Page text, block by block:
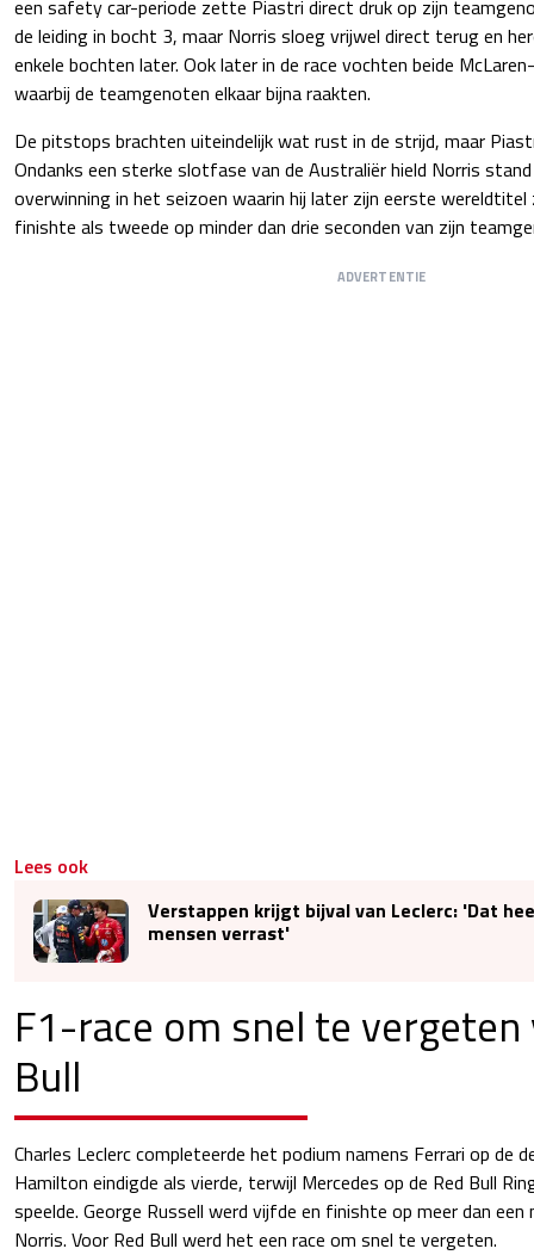
een safety car-periode zette Piastri direct druk op zijn
de leiding in bocht 3, maar Norris sloeg vrijwel direct terug en
enkele bochten later. Ook later in de race vochten beide
waarbij de teamgenoten elkaar bijna raakten.
De pitstops brachten uiteindelijk wat rust in de strijd, maar
Ondanks een sterke slotfase van de Australiër hield Norris
overwinning in het seizoen waarin hij later zijn eerste
finishte als tweede op minder dan drie seconden van zijn
ADVERTENTIE
Lees ook
Verstappen krijgt bijval van Leclerc: 'Dat
mensen verrast'
F1-race om snel te vergeten
Bull
Charles Leclerc completeerde het podium namens Ferrari op de
Hamilton eindigde als vierde, terwijl Mercedes op de Red Bull
speelde. George Russell werd vijfde en finishte op meer dan
Norris. Voor Red Bull werd het een race om snel te vergeten.